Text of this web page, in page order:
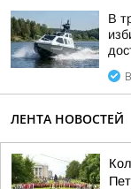
В
ЛЕНТА НОВОСТЕЙ